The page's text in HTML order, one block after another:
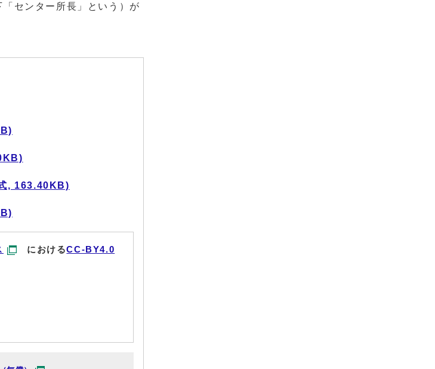
センター所長」という）が
, 163.40KB)
におけるCC-BY4.0